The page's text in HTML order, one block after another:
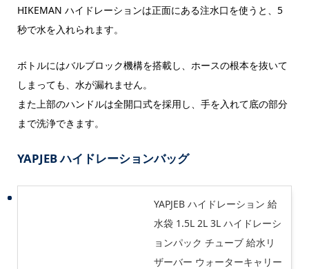
HIKEMAN ハイドレーションは正面にある注水口を使うと、5
秒で水を入れられます。
ボトルにはバルブロック機構を搭載し、ホースの根本を抜いて
しまっても、水が漏れません。
また上部のハンドルは全開口式を採用し、手を入れて底の部分
まで洗浄できます。
YAPJEB ハイドレーションバッグ
YAPJEB ハイドレーション 給
水袋 1.5L 2L 3L ハイドレーシ
ョンパック チューブ 給水リ
ザーバー ウォーターキャリー